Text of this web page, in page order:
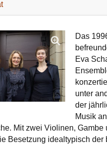
Das
Eva
unter
der
Musik
Mit zwei Violinen, Gambe
Besetzung idealtypisch der